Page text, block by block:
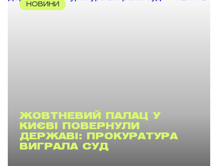
НОВИНИ
ЖОВТНЕВИЙ ПАЛАЦ У
КИЄВІ ПОВЕРНУЛИ
ДЕРЖАВІ: ПРОКУРАТУРА
ВИГРАЛА СУД